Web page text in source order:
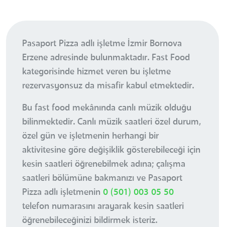
Pasaport Pizza adlı işletme İzmir Bornova
Erzene adresinde bulunmaktadır. Fast Food
kategorisinde hizmet veren bu işletme
rezervasyonsuz da misafir kabul etmektedir.
Bu fast food mekânında canlı müzik olduğu
bilinmektedir. Canlı müzik saatleri özel durum,
özel gün ve işletmenin herhangi bir
aktivitesine göre değişiklik gösterebileceği için
kesin saatleri öğrenebilmek adına; çalışma
saatleri bölümüne bakmanızı ve Pasaport
Pizza adlı işletmenin 0 (501) 003 05 50
telefon numarasını arayarak kesin saatleri
öğrenebileceğinizi bildirmek isteriz.